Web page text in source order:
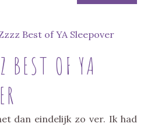
BEST OF YA
dan eindelijk zo ver. Ik had